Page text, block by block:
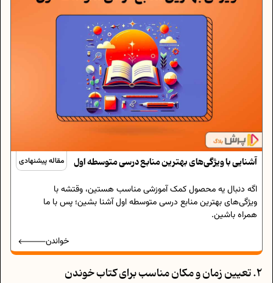
مقاله پیشنهادی آشنایی با ویژگی‌های بهترین منابع درسی متوسطه اول
اگه دنبال یه محصول کمک آموزشی مناسب هستین، وقتشه با
ویژگی‌های بهترین منابع درسی متوسطه اول آشنا بشین؛ پس با ما
همراه باشین.
خواندن
2. تعیین زمان و مکان مناسب برای کتاب خوندن